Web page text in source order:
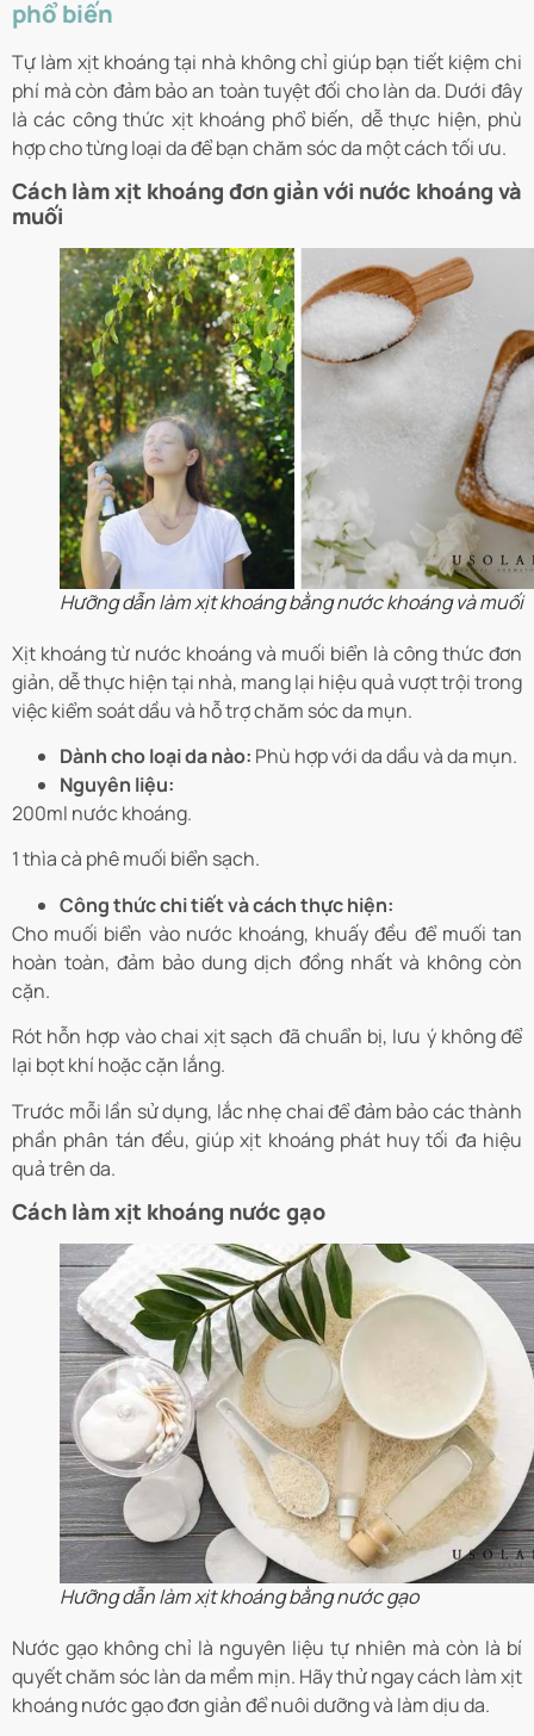
phổ biến
Tự làm xịt khoáng tại nhà không chỉ giúp bạn tiết kiệm chi
phí mà còn đảm bảo an toàn tuyệt đối cho làn da. Dưới đây
là các công thức xịt khoáng phổ biến, dễ thực hiện, phù
hợp cho từng loại da để bạn chăm sóc da một cách tối ưu.
Cách làm xịt khoáng đơn giản với nước khoáng và
muối
Hưỡng dẫn làm xịt khoáng bằng nước khoáng và muối
Xịt khoáng từ nước khoáng và muối biển là công thức đơn
giản, dễ thực hiện tại nhà, mang lại hiệu quả vượt trội trong
việc kiểm soát dầu và hỗ trợ chăm sóc da mụn.
Dành cho loại da nào: Phù hợp với da dầu và da mụn.
Nguyên liệu:
200ml nước khoáng.
1 thìa cà phê muối biển sạch.
Công thức chi tiết và cách thực hiện:
Cho muối biển vào nước khoáng, khuấy đều để muối tan
hoàn toàn, đảm bảo dung dịch đồng nhất và không còn
cặn.
Rót hỗn hợp vào chai xịt sạch đã chuẩn bị, lưu ý không để
lại bọt khí hoặc cặn lắng.
Trước mỗi lần sử dụng, lắc nhẹ chai để đảm bảo các thành
phần phân tán đều, giúp xịt khoáng phát huy tối đa hiệu
quả trên da.
Cách làm xịt khoáng nước gạo
Hưỡng dẫn làm xịt khoáng bằng nước gạo
Nước gạo không chỉ là nguyên liệu tự nhiên mà còn là bí
quyết chăm sóc làn da mềm mịn. Hãy thử ngay cách làm xịt
khoáng nước gạo đơn giản để nuôi dưỡng và làm dịu da.